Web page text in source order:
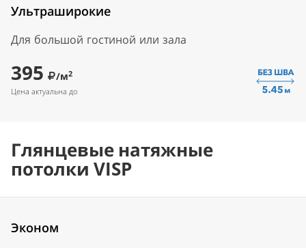
Ультраширокие
Для большой гостиной или зала
395 /м2
Цена актуальна до
Глянцевые натяжные
потолки VISP
Эконом